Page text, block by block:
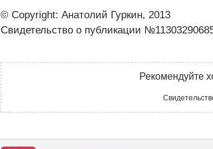
© Copyright: Анатолий Гуркин, 2013
Свидетельство о публикации
Рекомендуйте